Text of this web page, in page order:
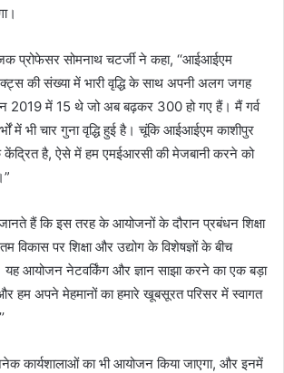
प्रोफेसर सोमनाथ चटर्जी ने कहा, ‘‘आईआईएम
की संख्या में भारी वृद्धि के साथ अपनी अलग जगह
2019 में 15 थे जो अब बढ़कर 300 हो गए हैं। मैं गर्व
में भी चार गुना वृद्धि हुई है। चूंकि आईआईएम काशीपुर
है, ऐसे में हम एमईआरसी की मेजबानी करने को
जानते हैं कि इस तरह के आयोजनों के दौरान प्रबंधन शिक्षा
पर शिक्षा और उद्योग के विशेषज्ञों के बीच
यह आयोजन नेटवर्किंग और ज्ञान साझा करने का एक बड़ा
हम अपने मेहमानों का हमारे खूबसूरत परिसर में स्वागत
कार्यशालाओं का भी आयोजन किया जाएगा, और इनमें